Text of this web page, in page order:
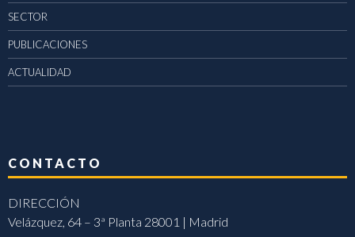
SECTOR
PUBLICACIONES
ACTUALIDAD
CONTACTO
DIRECCIÓN
Velázquez, 64 – 3ª Planta 28001 | Madrid